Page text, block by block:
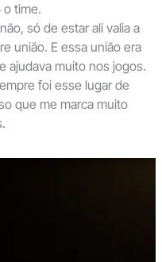
o time.
só de estar ali valia a
união. E essa união era
ajudava muito nos jogos.
foi esse lugar de
que me marca muito